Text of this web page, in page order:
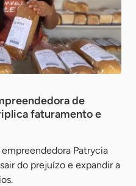
de
faturamento e
Patrycia
do prejuízo e expandir a